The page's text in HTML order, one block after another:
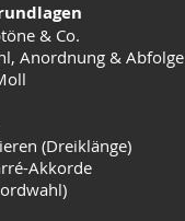
& Co.
Anordnung & Abfolge
(Dreiklänge)
Akkorde